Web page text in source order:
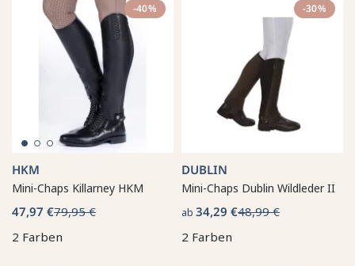
-40%
HKM
Mini-Chaps Killarney HKM
47,97 €79,95 €
2 Farben
-30%
DUBLIN
Mini-Chaps Dublin Wildleder II
ab 34,29 €48,99 €
2 Farben